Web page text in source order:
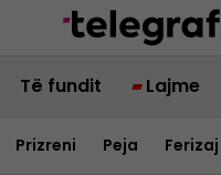
Të fundit Lajme
Prizreni Peja Ferizaj